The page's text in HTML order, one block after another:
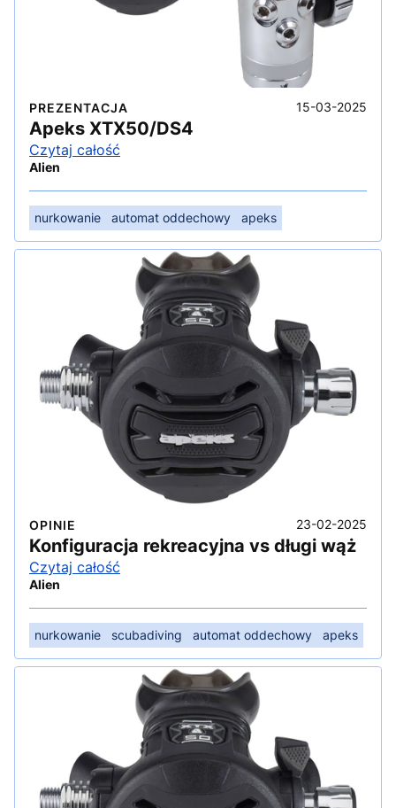
PREZENTACJA 15-03-2025
Apeks XTX50/DS4
Czytaj całość
Alien
nurkowanie automat oddechowy apeks
OPINIE 23-02-2025
Konfiguracja rekreacyjna vs długi wąż
Czytaj całość
Alien
nurkowanie scubadiving automat oddechowy apeks